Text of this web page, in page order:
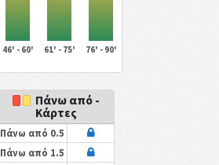
46' - 60' 61' - 75' 76' - 90'
Πάνω από -
Κάρτες
Πάνω από 0.5
Πάνω από 1.5